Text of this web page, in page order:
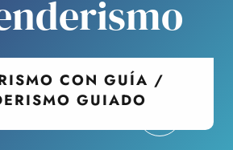
CON GUÍA /
GUIADO